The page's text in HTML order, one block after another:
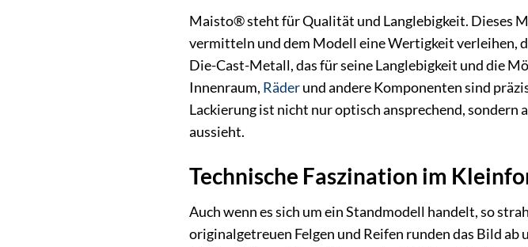
Maisto® steht für Qualität und Langlebigkeit. Dieses
vermitteln und dem Modell eine Wertigkeit verleihen,
Die-Cast-Metall, das für seine Langlebigkeit und die
Innenraum, Räderund andere Komponenten sind
Lackierung ist nicht nur optisch ansprechend, sondern
aussieht.
Technische Faszination im
Auch wenn es sich um ein Standmodell handelt, so
originalgetreuen Felgen und Reifen runden das Bild